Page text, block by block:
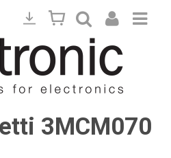
3MCM070